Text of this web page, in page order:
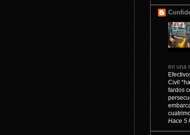
en una
Civil
fardos
Hace 5